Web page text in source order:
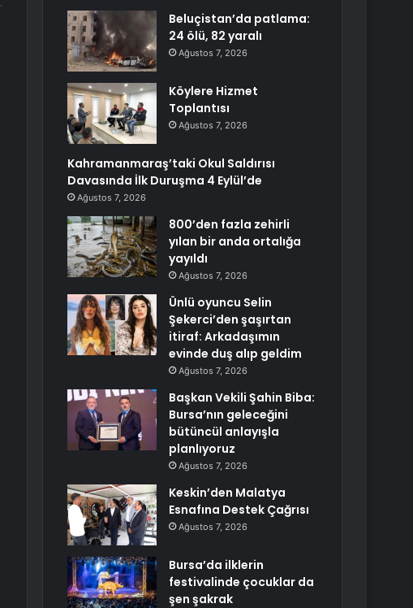
Beluçistan’da patlama:
24 ölü, 82 yaralı
Ağustos 7, 2026
Köylere Hizmet
Toplantısı
Ağustos 7, 2026
Kahramanmaraş’taki Okul Saldırısı
Davasında İlk Duruşma 4 Eylül’de
Ağustos 7, 2026
800’den fazla zehirli
yılan bir anda ortalığa
yayıldı
Ağustos 7, 2026
Ünlü oyuncu Selin
Şekerci’den şaşırtan
itiraf: Arkadaşımın
evinde duş alıp geldim
Ağustos 7, 2026
Başkan Vekili Şahin Biba:
Bursa’nın geleceğini
bütüncül anlayışla
planlıyoruz
Ağustos 7, 2026
Keskin’den Malatya
Esnafına Destek Çağrısı
Ağustos 7, 2026
Bursa’da ilklerin
festivalinde çocuklar da
şen şakrak